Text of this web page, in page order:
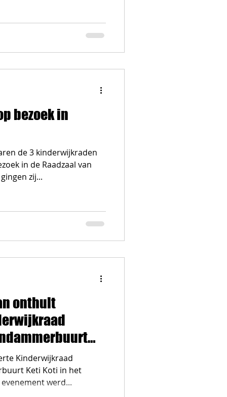
bezoek in
de 3 kinderwijkraden
in de Raadzaal van
zij...
onthult
Kinderwijkraad
in het
werd...